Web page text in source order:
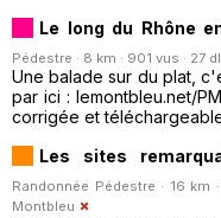
Le long du Rhône
Pédestre · 8 km · 901 vus · 27 dl
Une balade sur du plat,
par ici : lemontbleu.net/
corrigée et
Les sites
Randonnée Pédestre · 16 km
Montbleu